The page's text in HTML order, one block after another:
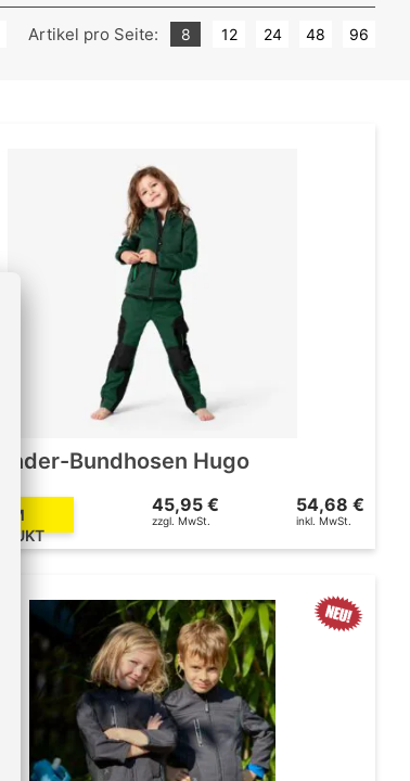
Artikel pro Seite: 8 12 24 48 96
Bundhosen Hugo
ZUM
45,95 €
zzgl. MwSt.
54,68 €
inkl. MwSt.